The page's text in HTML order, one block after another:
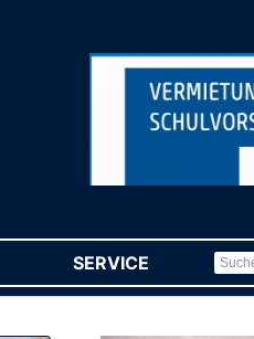
SERVICE (CURRENT)